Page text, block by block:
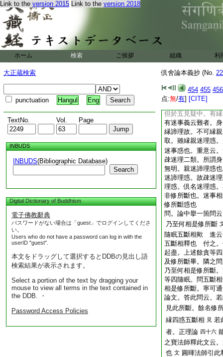
Link to the version 2015 Link to the version 2018
ホーム 検索 ご挨拶 組織 利
大正蔵検索
punctuation Hangul Eng
TextNo. Vol. Page
INBUDS
INBUDS(Bibliographic Database)
Search
Digital Dictionary of Buddhism
電子佛教辭典
パスワードがない場合は「guest」でログインしてくださ
い。
Users who do not have a password can log in with the
userID "guest".
本文をドラッグして選択するとDDBの見出し語
検索結果が表示されます。
Select a portion of the text by dragging your
mouse to view all terms in the text contained in
the DDB. ・
Password Access Policies
倶舍論本義抄 (No.
454 455 456
点:無/有] [CITE]
法師解釋。五見疑
五見疑中。有縁親
事義也如何
見取。疑。前一後
果因處起者。見苦
果。是見滅道斷。
餘卷
所斷○非是迷事等
等定判。見所斷惑
但於五見疑中。有
有迷事義云難者。
縁諦理故。不可縁
取。雖縁親迷理惑
迷事惑也。重意云
疎迷理二類。所謂
無明。親迷諦理惑
迷諦理惑。故疎迷
理惑。倶名迷理惑
非修所斷也。迷事
修所斷惑也
問。論中擧一箇問
乃至何相是修所斷
隨眠五斷相歟 進云
五斷相釋也 付之。
起盡。上述餘貪等
及修所斷畢。隣之
乃至何相是修所斷
等四隨眠。問五斷
相是修所斷。寧可
論文。答此問云。
見此所斷。餘名修
縁四惑五斷相 見 若
者。正理論 四十六
之寶法師釋此文云
也 文 圓暉法師引